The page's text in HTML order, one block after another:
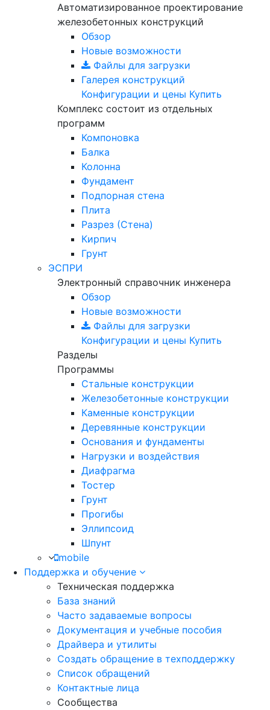
Автоматизированное проектирование
железобетонных конструкций
Обзор
Новые возможности
Файлы для загрузки
Галерея конструкций
Конфигурации и цены Купить
Комплекс состоит из отдельных
программ
Компоновка
Балка
Колонна
Фундамент
Подпорная стена
Плита
Разрез (Стена)
Кирпич
Грунт
ЭСПРИ
Электронный справочник инженера
Обзор
Новые возможности
Файлы для загрузки
Конфигурации и цены Купить
Разделы
Программы
Стальные конструкции
Железобетонные конструкции
Каменные конструкции
Деревянные конструкции
Основания и фундаменты
Нагрузки и воздействия
Диафрагма
Тостер
Грунт
Прогибы
Эллипсоид
Шпунт
mobile
Поддержка и обучение
Техническая поддержка
База знаний
Часто задаваемые вопросы
Документация и учебные пособия
Драйвера и утилиты
Создать обращение в техподдержку
Список обращений
Контактные лица
Сообщества